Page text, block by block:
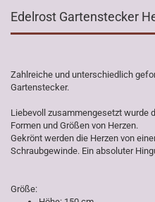
Edelrost Gartenstecker
Zahlreiche und unterschiedlich
Gartenstecker.
Liebevoll zusammengesetzt wurde
Formen und Größen von Herzen.
Gekrönt werden die Herzen von
Schraubgewinde. Ein absoluter
Größe: